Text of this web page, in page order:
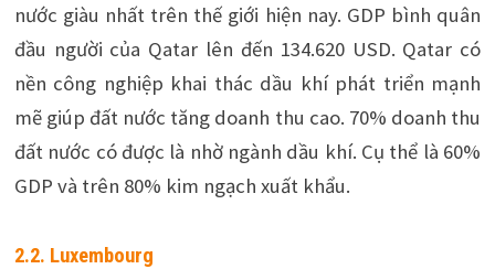
nước giàu nhất trên thế giới hiện nay. GDP bình quân
đầu người của Qatar lên đến 134.620 USD. Qatar có
nền công nghiệp khai thác dầu khí phát triển mạnh
mẽ giúp đất nước tăng doanh thu cao. 70% doanh thu
đất nước có được là nhờ ngành dầu khí. Cụ thể là 60%
GDP và trên 80% kim ngạch xuất khẩu.
2.2. Luxembourg